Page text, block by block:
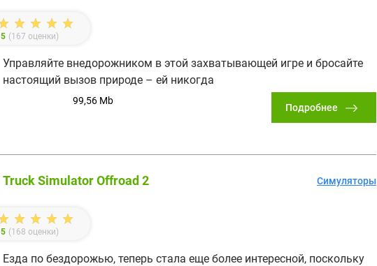
5 (167 оценки)
Управляйте внедорожником в этой захватывающей игре и бросайте
настоящий вызов природе – ей никогда
99,56 Mb
Подробнее
Truck Simulator Offroad 2
5 (168 оценки)
Езда по бездорожью, теперь стала еще более интересной, поскольку
Симуляторы